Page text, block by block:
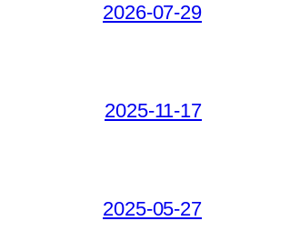
2026-07-29
2025-11-17
2025-05-27